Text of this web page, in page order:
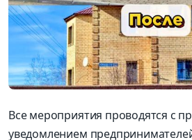
Все мероприятия проводятся с
уведомлением